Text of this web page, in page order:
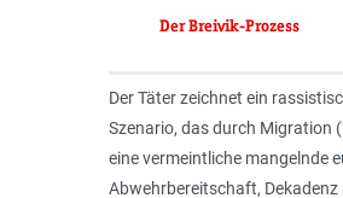
Der Breivik-Prozess
Der Täter zeichnet ein
Szenario, das durch Migration
eine vermeintliche mangelnde
Abwehrbereitschaft, Dekadenz